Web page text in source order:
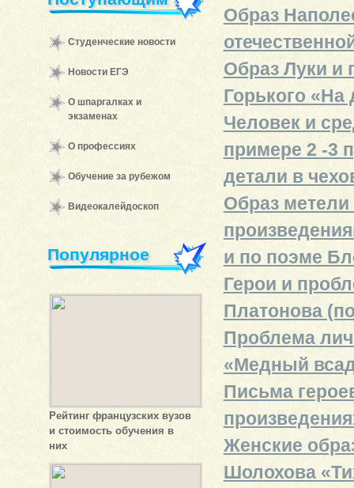
Студенческие новости
Новости ЕГЭ
О шпаргалках и
экзаменах
О профессиях
Обучение за рубежом
Видеокалейдоскоп
Популярное
Рейтинг французских вузов
и стоимость обучения в
них
Образ
Образ Луки и
Горького «На
Человек и
примере 2 -3
детали в
Образ метели
и по поэме
Герои и
Платонова
Проблема
«Медный
Письма
Женские
Шолохова